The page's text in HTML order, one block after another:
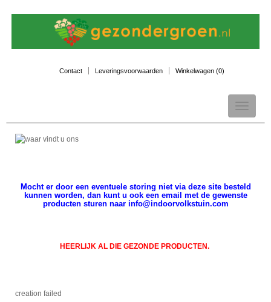
Contact Leveringsvoorwaarden Winkelwagen (0)
Toggle
Mocht er door een eventuele storing niet via deze site besteld
kunnen worden, dan kunt u ook een email met de gewenste
producten sturen naar info@indoorvolkstuin.com
HEERLIJK AL DIE GEZONDE PRODUCTEN.
creation failed